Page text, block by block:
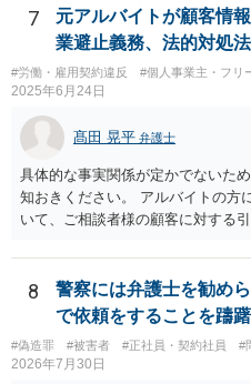
数を減らした分については難しい
反した場合は労働基準監督署に申
続が用意されています（労働基準
準監督署の管轄外ですので、弁護
事訴訟や労働審判を申し立てたり
う。
7
元アルバイトが顧客情
業避止義務、法的対処
#労働・雇用契約違反 #個人事業主・フリ
2025年6月24日
髙田 晃平 弁護士
具体的な事実関係が定かでないた
知おきください。 アルバイトの方
いて、ご相談者様の顧客に対する
いてネイルサロンを開業している
INEアカウント、メールアドレス
ついては、競業避止義務に違反し
も、正式には退職していないもの
すと、在職中か退職扱いとなるか
有効性が問題になるところであり
8
警察には弁護士を勧め
で依頼をすることを躊躇
#偽造罪 #被害者 #正社員・契約社員 #
2026年7月30日